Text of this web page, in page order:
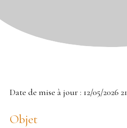
Date de mise à jour : 12/05/2026
Objet